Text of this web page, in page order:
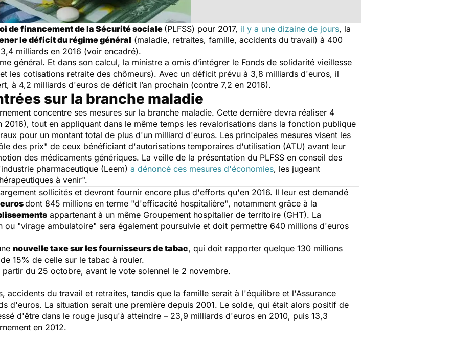
de financement de la Sécurité sociale (PLFSS) pour 2017, il y a une dizaine de jours, la
le déficit du régime général (maladie, retraites, famille, accidents du travail) à 400
milliards en 2016 (voir encadré).
général. Et dans son calcul, la ministre a omis d’intégrer le Fonds de solidarité vieillesse
les cotisations retraite des chômeurs). Avec un déficit prévu à 3,8 milliards d'euros, il
à 4,2 milliards d'euros de déficit l’an prochain (contre 7,2 en 2016).
sur la branche maladie
concentre ses mesures sur la branche maladie. Cette dernière devra réaliser 4
tout en appliquant dans le même temps les revalorisations dans la fonction publique
pour un montant total de plus d'un milliard d'euros. Les principales mesures visent les
des prix" de ceux bénéficiant d'autorisations temporaires d'utilisation (ATU) avant leur
des médicaments génériques. La veille de la présentation du PLFSS en conseil des
pharmaceutique (Leem) a dénoncé ces mesures d'économies, les jugeant
à venir".
sollicités et devront fournir encore plus d'efforts qu'en 2016. Il leur est demandé
dont 845 millions en terme "d'efficacité hospitalière", notamment grâce à la
appartenant à un même Groupement hospitalier de territoire (GHT). La
ou "virage ambulatoire" sera également poursuivie et doit permettre 640 millions d'euros
nouvelle taxe sur les fournisseurs de tabac, qui doit rapporter quelque 130 millions
15% de celle sur le tabac à rouler.
du 25 octobre, avant le vote solennel le 2 novembre.
accidents du travail et retraites, tandis que la famille serait à l'équilibre et l'Assurance
d'euros. La situation serait une première depuis 2001. Le solde, qui était alors positif de
d'être dans le rouge jusqu'à atteindre – 23,9 milliards d'euros en 2010, puis 13,3
en 2012.